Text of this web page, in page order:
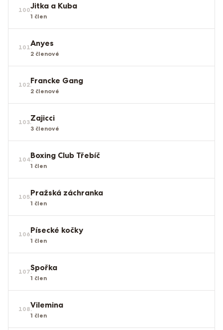
100.Jitka a Kuba
1 člen
101.Anyes
2 členové
102.Francke Gang
2 členové
103.Zajicci
3 členové
104.Boxing Club Třebíč
1 člen
105.Pražská záchranka
1 člen
106.Písecké kočky
1 člen
107.Spořka
1 člen
108.Vilemina
1 člen